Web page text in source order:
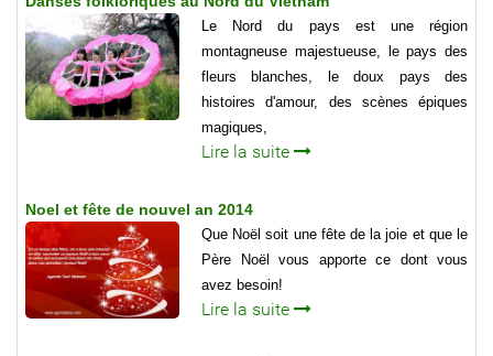
Le Nord du pays est une région
montagneuse majestueuse, le pays des
fleurs blanches, le doux pays des
histoires d'amour, des scènes épiques
magiques,
Lire la suite
Noel et fête de nouvel an 2014
Que Noël soit une fête de la joie et que le
Père Noël vous apporte ce dont vous
avez besoin!
Lire la suite